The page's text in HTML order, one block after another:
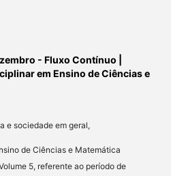
- Fluxo Contínuo |
em Ensino de Ciências e
e sociedade em geral,
de Ciências e Matemática
5, referente ao período de